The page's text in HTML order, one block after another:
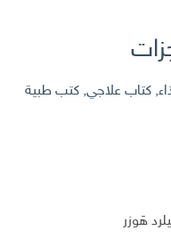
, كتاب علاجي, كتب طبية
هَوزر